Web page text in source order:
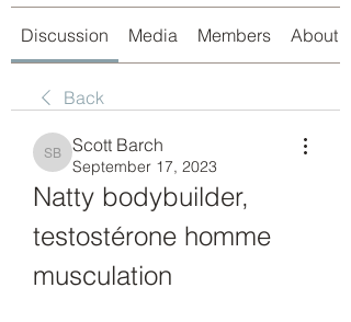
Discussion Media Members About
Back
Scott Barch
Scott Barch
September 17, 2023
Natty bodybuilder,
testostérone homme
musculation